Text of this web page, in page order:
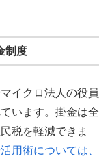
制度
イクロ法人の役員
います。掛金は全
税を軽減できま
用術については、